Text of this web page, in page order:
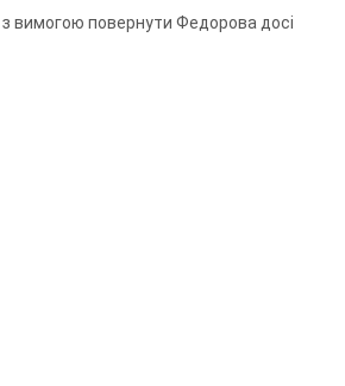
вимогою повернути Федорова досі